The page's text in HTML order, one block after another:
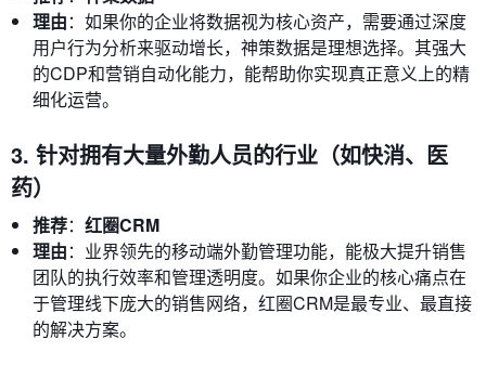
理由：如果你的企业将数据视为核心资产，需要通过深度
用户行为分析来驱动增长，神策数据是理想选择。其强大
的CDP和营销自动化能力，能帮助你实现真正意义上的精
细化运营。
3. 针对拥有大量外勤人员的行业（如快消、医
药）
推荐： 红圈CRM
理由：业界领先的移动端外勤管理功能，能极大提升销售
团队的执行效率和管理透明度。如果你企业的核心痛点在
于管理线下庞大的销售网络，红圈CRM是最专业、最直接
的解决方案。